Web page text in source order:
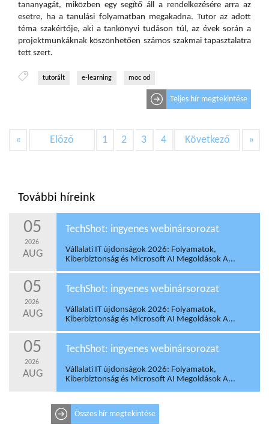
tananyagát, miközben egy segítő áll a rendelkezésére arra az
esetre, ha a tanulási folyamatban megakadna. Tutor az adott
téma szakértője, aki a tankönyvi tudáson túl, az évek során a
projektmunkáknak köszönhetően számos szakmai tapasztalatra
tett szert.
tutorált e-learning moc od
Teljes hír megtekintése
« Előző 1 2 3 4 Következő »
További híreink
05
2026
AUG
TechShot: ingyenes webinársorozat
Vállalati IT újdonságok 2026: Folyamatok,
Kiberbiztonság és Microsoft AI Megoldások A...
05
2026
AUG
TechShot: ingyenes webinársorozat
Vállalati IT újdonságok 2026: Folyamatok,
Kiberbiztonság és Microsoft AI Megoldások A...
05
2026
AUG
TechShot: ingyenes webinársorozat
Vállalati IT újdonságok 2026: Folyamatok,
Kiberbiztonság és Microsoft AI Megoldások A...
Összes hír megtekintése